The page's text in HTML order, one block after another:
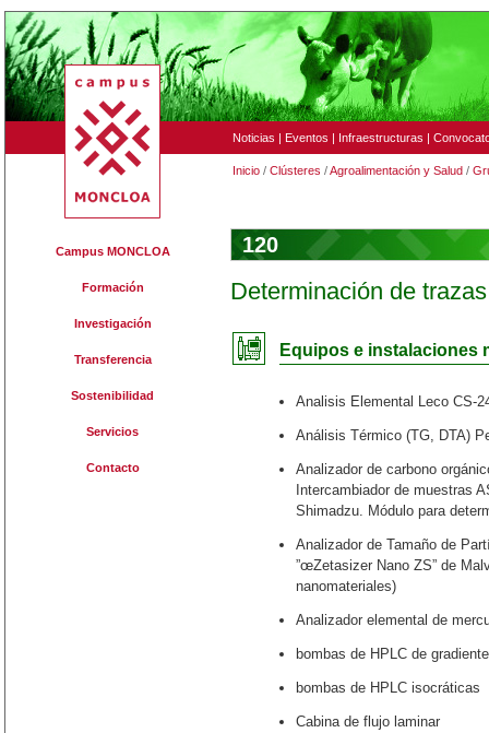
Noticias | Eventos | Infraestructuras |
Inicio / Clústeres /Agroalimentación y Salud /
Campus MONCLOA
Formación
Investigación
Transferencia
Sostenibilidad
Servicios
Contacto
120
Determinación de
Equipos e instalaciones
Analisis Elemental Leco CS-
Análisis Térmico (TG, DTA)
Analizador de carbono
Intercambiador de muestras
Shimadzu. Módulo para
Analizador de Tamaño de
”œZetasizer Nano ZS” de
nanomateriales)
Analizador elemental de
bombas de HPLC de gradiente
bombas de HPLC isocráticas
Cabina de flujo laminar